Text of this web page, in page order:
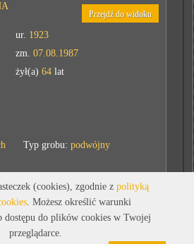
Przejdź do widoku
ur. 1923
zm.07.08.1987
żył(a)64 lat
Typ grobu:podwójny
Przejdź do widoku
ur.1925
zm. 07.08.1983
(cookies), zgodnie z polityką
. Możesz określić warunki
dostępu do plików cookies w Twojej
przeglądarce.